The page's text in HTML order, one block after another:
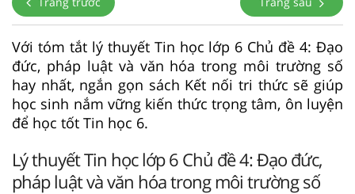
Với tóm tắt lý thuyết Tin học lớp 6 Chủ đề 4: Đạo
đức, pháp luật và văn hóa trong môi trường số
hay nhất, ngắn gọn sách Kết nối tri thức sẽ giúp
học sinh nắm vững kiến thức trọng tâm, ôn luyện
để học tốt Tin học 6.
Lý thuyết Tin học lớp 6 Chủ đề 4: Đạo đức,
pháp luật và văn hóa trong môi trường số